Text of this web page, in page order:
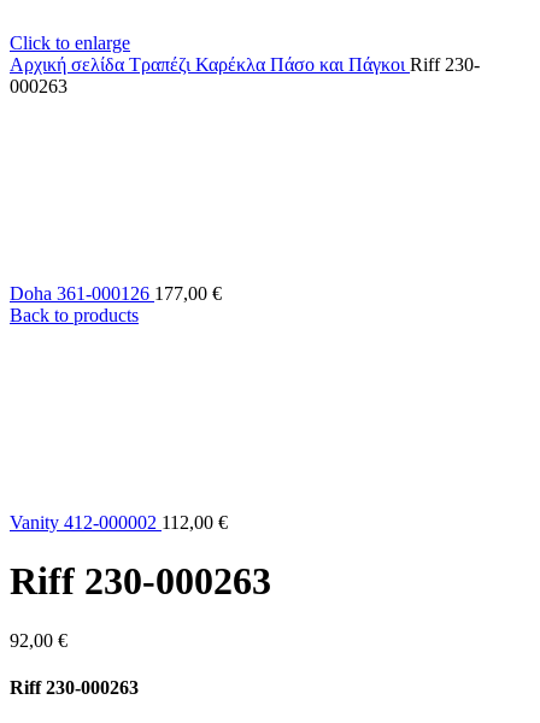
Click to enlarge
Αρχική σελίδα Τραπέζι Καρέκλα Πάσο και Πάγκοι Riff 230-
000263
Doha 361-000126 177,00 €
Back to products
Vanity 412-000002 112,00 €
Riff 230-000263
92,00 €
Riff 230-000263